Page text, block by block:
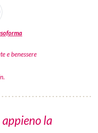
e benessere
la